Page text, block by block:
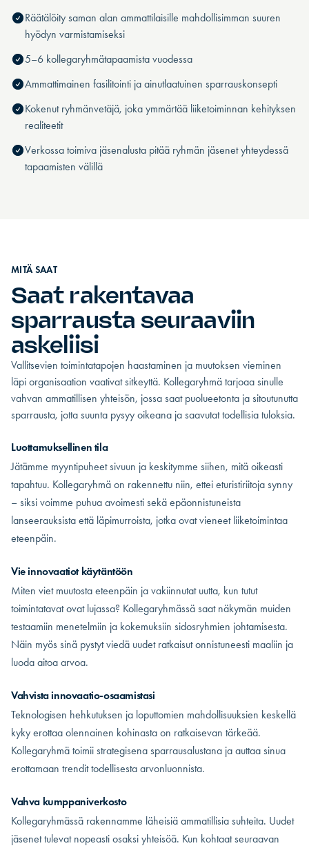
Räätälöity saman alan ammattilaisille mahdollisimman suuren
hyödyn varmistamiseksi
5–6 kollegaryhmätapaamista vuodessa
Ammattimainen fasilitointi ja ainutlaatuinen sparrauskonsepti
Kokenut ryhmänvetäjä, joka ymmärtää liiketoiminnan kehityksen
realiteetit
Verkossa toimiva jäsenalusta pitää ryhmän jäsenet yhteydessä
tapaamisten välillä
MITÄ SAAT
Saat rakentavaa
sparrausta seuraaviin
askeliisi
Vallitsevien toimintatapojen haastaminen ja muutoksen vieminen
läpi organisaation vaativat sitkeyttä. Kollegaryhmä tarjoaa sinulle
vahvan ammatillisen yhteisön, jossa saat puolueetonta ja sitoutunutta
sparrausta, jotta suunta pysyy oikeana ja saavutat todellisia tuloksia.
Luottamuksellinen tila
Jätämme myyntipuheet sivuun ja keskitymme siihen, mitä oikeasti
tapahtuu. Kollegaryhmä on rakennettu niin, ettei eturistiriitoja synny
– siksi voimme puhua avoimesti sekä epäonnistuneista
lanseerauksista että läpimurroista, jotka ovat vieneet liiketoimintaa
eteenpäin.
Vie innovaatiot käytäntöön
Miten viet muutosta eteenpäin ja vakiinnutat uutta, kun tutut
toimintatavat ovat lujassa? Kollegaryhmässä saat näkymän muiden
testaamiin menetelmiin ja kokemuksiin sidosryhmien johtamisesta.
Näin myös sinä pystyt viedä uudet ratkaisut onnistuneesti maaliin ja
luoda aitoa arvoa.
Vahvista innovaatio-osaamistasi
Teknologisen hehkutuksen ja loputtomien mahdollisuuksien keskellä
kyky erottaa olennainen kohinasta on ratkaisevan tärkeää.
Kollegaryhmä toimii strategisena sparrausalustana ja auttaa sinua
erottamaan trendit todellisesta arvonluonnista.
Vahva kumppaniverkosto
Kollegaryhmässä rakennamme läheisiä ammatillisia suhteita. Uudet
jäsenet tulevat nopeasti osaksi yhteisöä. Kun kohtaat seuraavan